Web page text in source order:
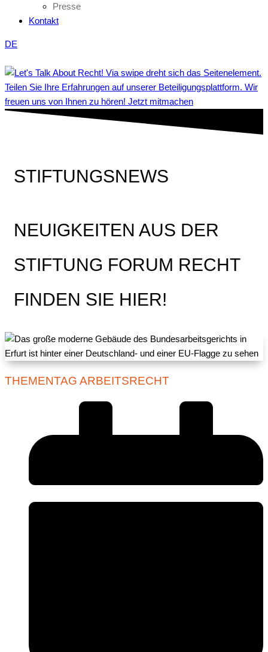
Presse
Kontakt
DE
Teilen Sie Ihre Erfahrungen auf unserer Beteiligungsplattform. Wir
freuen uns von Ihnen zu hören! Jetzt mitmachen
STIFTUNGSNEWS
NEUIGKEITEN AUS DER
STIFTUNG FORUM RECHT
FINDEN SIE HIER!
THEMENTAG ARBEITSRECHT